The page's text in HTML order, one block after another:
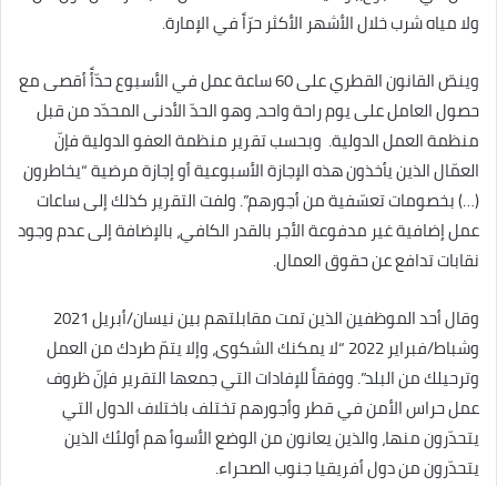
ولا مياه شرب خلال الأشهر الأكثر حرّاً في الإمارة.
وينصّ القانون القطري على 60 ساعة عمل في الأسبوع حدّأً أقصى مع
حصول العامل على يوم راحة واحد، وهو الحدّ الأدنى المحدّد من قبل
منظمة العمل الدولية. وبحسب تقرير منظمة العفو الدولية فإنّ
العمّال الذين يأخذون هذه الإجازة الأسبوعية أو إجازة مرضية “يخاطرون
(…) بخصومات تعسّفية من أجورهم”. ولفت التقرير كذلك إلى ساعات
عمل إضافية غير مدفوعة الأجر بالقدر الكافي، بالإضافة إلى عدم وجود
نقابات تدافع عن حقوق العمال.
وقال أحد الموظفين الذين تمت مقابلتهم بين نيسان/أبريل 2021
وشباط/فبراير 2022 “لا يمكنك الشكوى، وإلا يتمّ طردك من العمل
وترحيلك من البلد”. ووفقاً للإفادات التي جمعها التقرير فإنّ ظروف
عمل حراس الأمن في قطر وأجورهم تختلف باختلاف الدول التي
يتحدّرون منها، والذين يعانون من الوضع الأسوأ هم أولئك الذين
يتحدّرون من دول أفريقيا جنوب الصحراء.